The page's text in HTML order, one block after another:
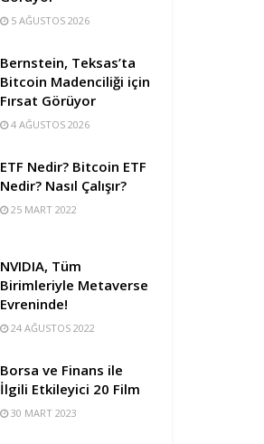
5 AĞUSTOS 2026
Bernstein, Teksas’ta
Bitcoin Madenciliği için
Fırsat Görüyor
4 AĞUSTOS 2026
ETF Nedir? Bitcoin ETF
Nedir? Nasıl Çalışır?
25 MART 2022
NVIDIA, Tüm
Birimleriyle Metaverse
Evreninde!
24 AĞUSTOS 2022
Borsa ve Finans ile
İlgili Etkileyici 20 Film
30 MART 2023